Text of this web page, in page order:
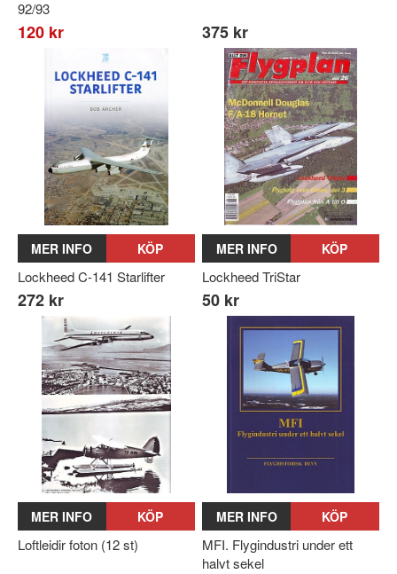
92/93
120 kr 375 kr
MER INFO KÖP
Lockheed C-141 Starlifter
272 kr
MER INFO KÖP
Lockheed TriStar
50 kr
MER INFO KÖP
Loftleidir foton (12 st)
MER INFO KÖP
MFI. Flygindustri under ett
halvt sekel